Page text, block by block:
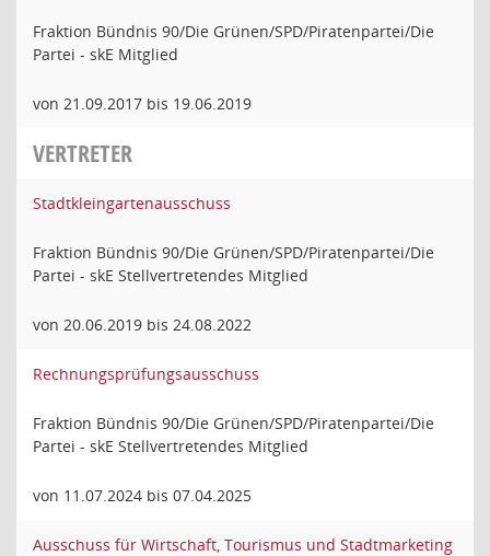
Fraktion Bündnis 90/Die Grünen/SPD/Piratenpartei/Die
Partei - skE Mitglied
von 21.09.2017 bis 19.06.2019
VERTRETER
Stadtkleingartenausschuss
Fraktion Bündnis 90/Die Grünen/SPD/Piratenpartei/Die
Partei - skE Stellvertretendes Mitglied
von 20.06.2019 bis 24.08.2022
Rechnungsprüfungsausschuss
Fraktion Bündnis 90/Die Grünen/SPD/Piratenpartei/Die
Partei - skE Stellvertretendes Mitglied
von 11.07.2024 bis 07.04.2025
Ausschuss für Wirtschaft, Tourismus und Stadtmarketing